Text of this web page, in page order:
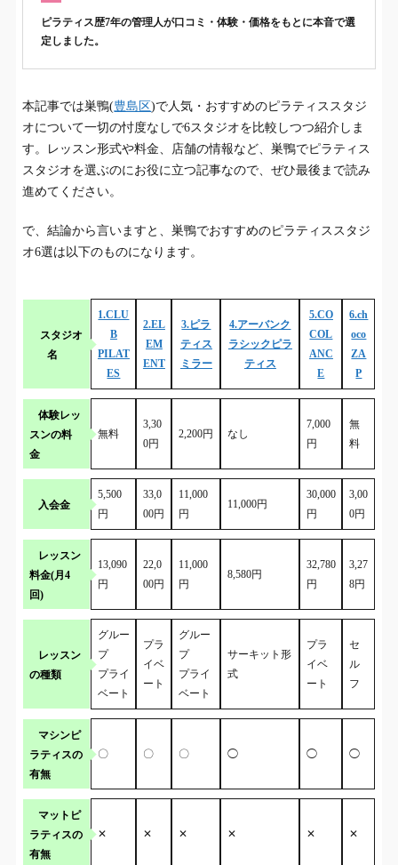
ピラティス歴7年の管理人が口コミ・体験・価格をもとに本音で選
定しました。
本記事では巣鴨(豊島区)で人気・おすすめのピラティススタジ
オについて一切の忖度なしで6スタジオを比較しつつ紹介しま
す。レッスン形式や料金、店舗の情報など、巣鴨でピラティス
スタジオを選ぶのにお役に立つ記事なので、ぜひ最後まで読み
進めてください。
で、結論から言いますと、巣鴨でおすすめのピラティススタジ
オ6選は以下のものになります。
スタジオ
名
1.CLU
B
PILAT
ES
2.EL
EM
ENT
3.ピラ
ティス
ミラー
4.アーバンク
ラシックピラ
ティス
5.CO
COL
ANC
E
6.ch
oco
ZA
P
体験レッ
スンの料
金
無料
3,30
0円
2,200円 なし
7,000
円
無
料
入会金
5,500
円
33,0
00円
11,000
円
11,000円
30,000
円
3,00
0円
レッスン
料金(月4
回)
13,090
円
22,0
00円
11,000
円
8,580円
32,780
円
3,27
8円
レッスン
の種類
グルー
プ
プライ
ベート
プラ
イベ
ート
グルー
プ
プライ
ベート
サーキット形
式
プラ
イベ
ート
セ
ル
フ
マシンピ
ラティスの
有無
〇 〇 〇 ◯ ◯ ◯
マットピ
ラティスの
有無
✕ ✕ ✕ ✕ ✕ ✕